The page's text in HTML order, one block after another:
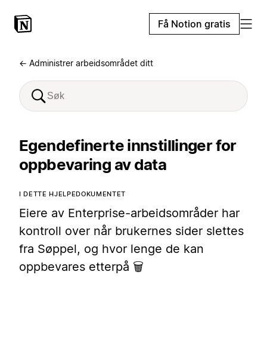
Få Notion gratis
← Administrer arbeidsområdet ditt
Egendefinerte innstillinger for
oppbevaring av data
I DETTE HJELPEDOKUMENTET
Eiere av Enterprise-arbeidsområder har
kontroll over når brukernes sider slettes
fra Søppel, og hvor lenge de kan
oppbevares etterpå 🗑️